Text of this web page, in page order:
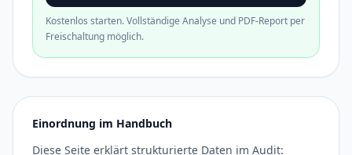
Kostenlos starten. Vollständige Analyse und PDF-Report per
Freischaltung möglich.
Einordnung im Handbuch
Diese Seite erklärt strukturierte Daten im Audit: